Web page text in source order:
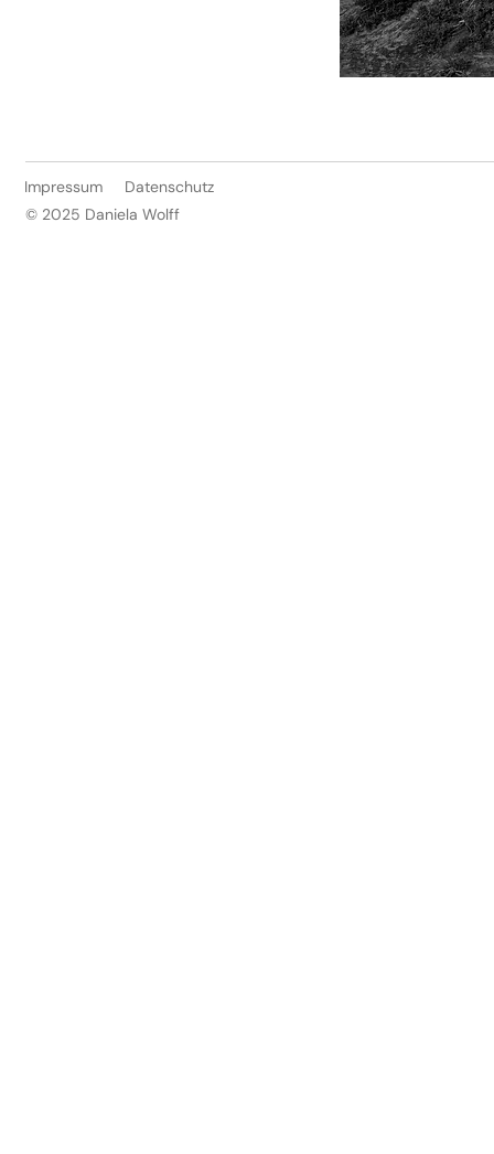
Impressum
Datenschutz
© 2025 Daniela Wolff